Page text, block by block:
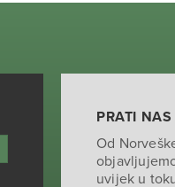
PRATI
Od
uvijek u